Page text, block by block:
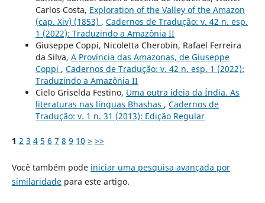
Carlos Costa, Exploration of the Valley of the Amazon
(cap. Xiv) (1853) , Cadernos de Tradução: v. 42 n. esp.
1 (2022): Traduzindo a Amazônia II
Giuseppe Coppi, Nicoletta Cherobin, Rafael Ferreira
da Silva, A Província das Amazonas, de Giuseppe
Coppi , Cadernos de Tradução: v. 42 n. esp. 1 (2022):
Traduzindo a Amazônia II
Cielo Griselda Festino, Uma outra ideia da Índia. As
literaturas nas línguas Bhashas , Cadernos de
Tradução: v. 1 n. 31 (2013): Edição Regular
1 2 3 4 5 6 7 8 9 10 > >>
Você também pode iniciar uma pesquisa avançada por
similaridadepara este artigo.